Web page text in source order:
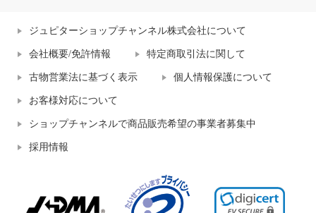
ジュピターショップチャンネル株式会社について
会社概要/免許情報 特定商取引法に関して
古物営業法に基づく表示 個人情報保護について
お客様対応について
ショップチャンネルで商品販売希望の事業者募集中
採用情報